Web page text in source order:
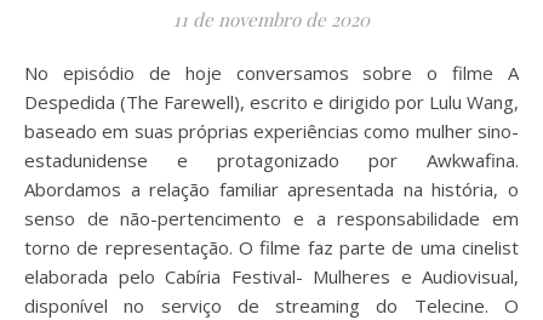
11 de novembro de 2020
No episódio de hoje conversamos sobre o filme A
Despedida (The Farewell), escrito e dirigido por Lulu Wang,
baseado em suas próprias experiências como mulher sino-
estadunidense e protagonizado por Awkwafina.
Abordamos a relação familiar apresentada na história, o
senso de não-pertencimento e a responsabilidade em
torno de representação. O filme faz parte de uma cinelist
elaborada pelo Cabíria Festival- Mulheres e Audiovisual,
disponível no serviço de streaming do Telecine. O